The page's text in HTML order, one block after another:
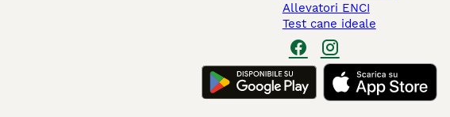
Allevatori ENCI
Test cane ideale